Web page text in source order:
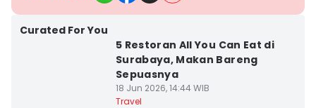
Curated For You
5 Restoran All You Can Eat di
Surabaya, Makan Bareng
Sepuasnya
18 Jun 2026, 14:44 WIB
Travel